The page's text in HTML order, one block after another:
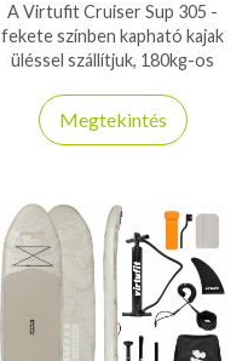
A Virtufit Cruiser Sup 305 -
fekete színben kapható kajak
üléssel szállítjuk, 180kg-os
biztonságos deszka!
Megtekintés